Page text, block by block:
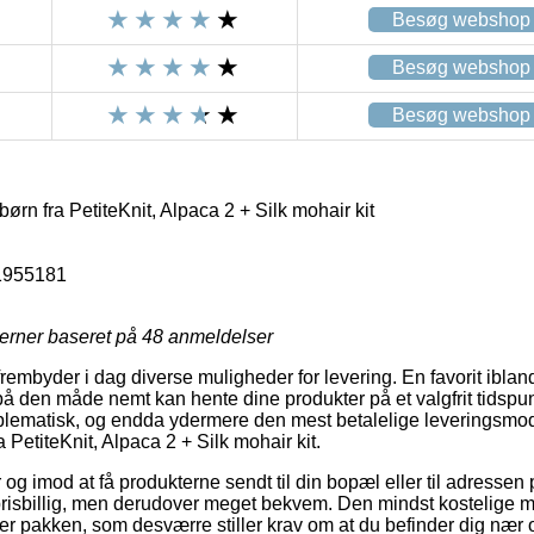
Besøg webshop
Besøg webshop
Besøg webshop
fra PetiteKnit, Alpaca 2 + Silk mohair kit
baseret på 48 anmeldelser
i dag diverse muligheder for levering. En favorit
den måde nemt kan hente dine produkter på et valgfrit
og endda ydermere den mest betalelige
PetiteKnit, Alpaca 2 + Silk mohair kit.
imod at få produkterne sendt til din bopæl eller til adressen
men derudover meget bekvem. Den mindst kostelige
pakken, som desværre stiller krav om at du befinder dig nær